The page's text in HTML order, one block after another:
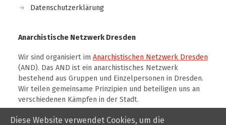
Datenschutzerklärung
Anarchistische Netzwerk Dresden
Wir sind organisiert im Anarchistischen Netzwerk Dresden
(AND). Das AND ist ein anarchistisches Netzwerk
bestehend aus Gruppen und Einzelpersonen in Dresden.
Wir teilen gemeinsame Prinzipien und beteiligen uns an
verschiedenen Kämpfen in der Stadt.
Diese Website verwendet Cookies, um die